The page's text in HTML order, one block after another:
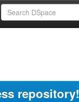
repository!